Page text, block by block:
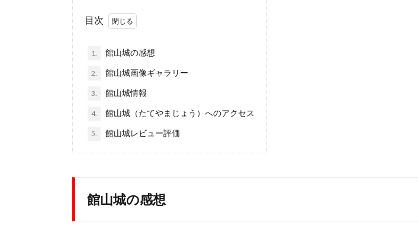
目次
1. 館山城の感想
2. 館山城画像ギャラリー
3. 館山城情報
4. 館山城（たてやまじょう）へのアクセス
5. 館山城レビュー評価
館山城の感想